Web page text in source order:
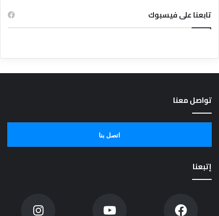
تابعنا على فيسبوك
تواصل معنا
اتصل بنا
إتبعنا